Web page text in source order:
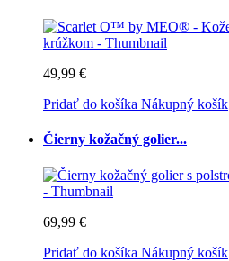
49,99 €
Pridať do košíka Nákupný košík
Čierny kožačný golier...
69,99 €
Pridať do košíka Nákupný košík